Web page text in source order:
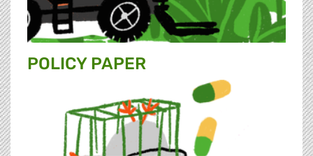
POLICY PAPER